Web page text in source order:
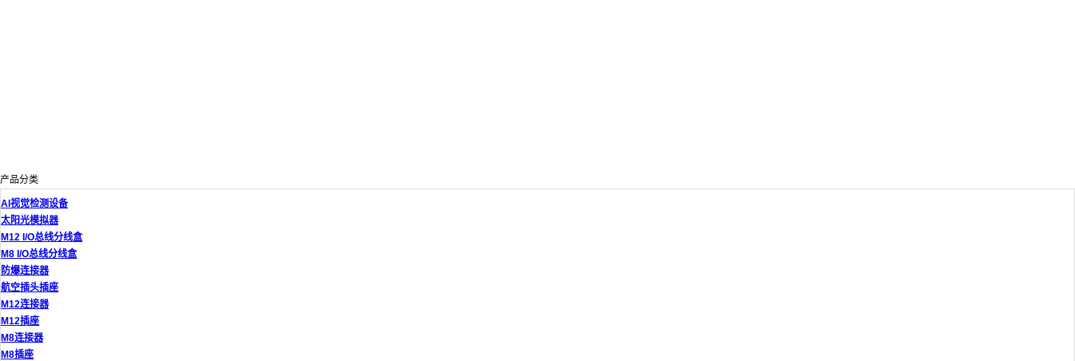
产品分类
AI视觉检测设备
太阳光模拟器
M12 I/O总线分线盒
M8 I/O总线分线盒
防爆连接器
航空插头插座
M12连接器
M12插座
M8连接器
M8插座